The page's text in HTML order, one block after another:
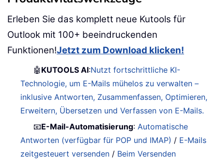
Erleben Sie das komplett neue Kutools für
Outlook mit 100+ beeindruckenden
Funktionen!Jetzt zum Download klicken!
🤖 KUTOOLS AI:Nutzt fortschrittliche KI-
Technologie, um E-Mails mühelos zu verwalten –
inklusive Antworten, Zusammenfassen, Optimieren,
Erweitern, Übersetzen und Verfassen von E-Mails.
📧E-Mail-Automatisierung: Automatische
Antworten (verfügbar für POP und IMAP) / E-Mails
zeitgesteuert versenden / Beim Versenden